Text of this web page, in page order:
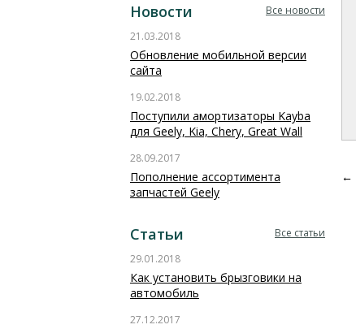
Новости
Все новости
21.03.2018
Обновление мобильной версии
сайта
19.02.2018
Поступили амортизаторы Kayba
для Geely, Kia, Chery, Great Wall
28.09.2017
Пополнение ассортимента
запчастей Geely
Статьи
Все статьи
29.01.2018
Как установить брызговики на
автомобиль
27.12.2017
←